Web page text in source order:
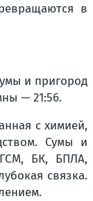
в
и пригород
— 21:56.
с химией,
Сумы и
БК, БПЛА,
связка.